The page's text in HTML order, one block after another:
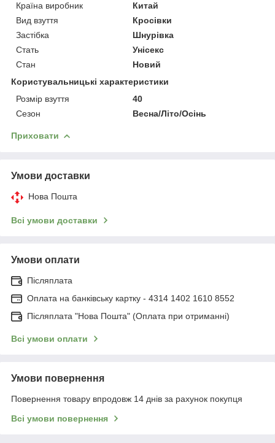
Країна виробник
Китай
Вид взуття
Кросівки
Застібка
Шнурівка
Стать
Унісекс
Стан
Новий
Користувальницькі характеристики
Розмір взуття
40
Сезон
Весна/Літо/Осінь
Приховати
Умови доставки
Нова Пошта
Всі умови доставки
Умови оплати
Післяплата
Оплата на банківську картку - 4314 1402 1610 8552
Післяплата "Нова Пошта" (Оплата при отриманні)
Всі умови оплати
Умови повернення
Повернення товару впродовж 14 днів за рахунок покупця
Всі умови повернення